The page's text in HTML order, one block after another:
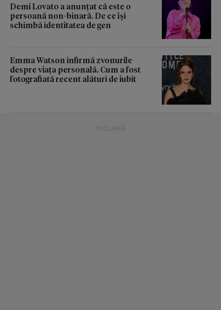
Demi Lovato a anunțat că este o
persoană non-binară. De ce își
schimbă identitatea de gen
Emma Watson infirmă zvonurile
despre viața personală. Cum a fost
fotografiată recent alături de iubit
RECLAMĂ